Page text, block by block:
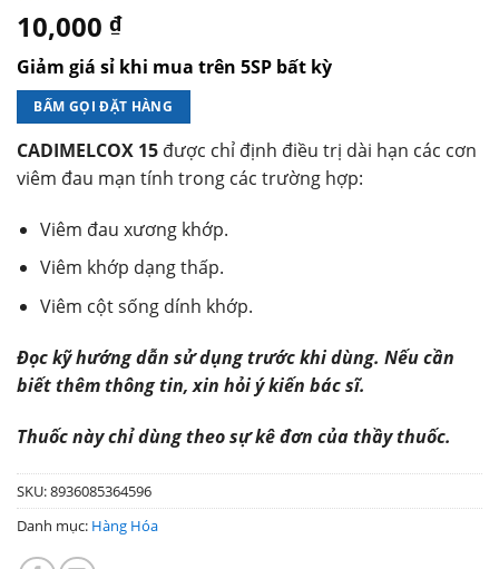
5.00
trên 5
dựa trên
1
10,000 ₫
Giảm giá sỉ khi mua trên 5SP bất kỳ
BẤM GỌI ĐẶT HÀNG
CADIMELCOX 15 được chỉ định điều trị dài hạn các cơn
viêm đau mạn tính trong các trường hợp:
Viêm đau xương khớp.
Viêm khớp dạng thấp.
Viêm cột sống dính khớp.
Đọc kỹ hướng dẫn sử dụng trước khi dùng. Nếu cần
biết thêm thông tin, xin hỏi ý kiến bác sĩ.
Thuốc này chỉ dùng theo sự kê đơn của thầy thuốc.
SKU:8936085364596
Danh mục: Hàng Hóa